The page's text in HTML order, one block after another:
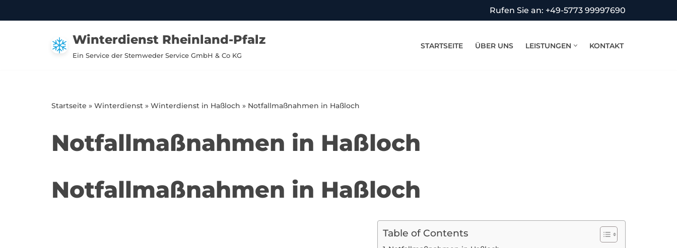
Rufen Sie an: +49-5773 99997690
Winterdienst Rheinland-Pfalz
Ein Service der Stemweder Service GmbH & Co KG
STARTSEITE ÜBER UNS LEISTUNGEN KONTAKT
Startseite » Winterdienst » Winterdienst in Haßloch » Notfallmaßnahmen in Haßloch
Notfallmaßnahmen in Haßloch
Notfallmaßnahmen in Haßloch
Table of Contents